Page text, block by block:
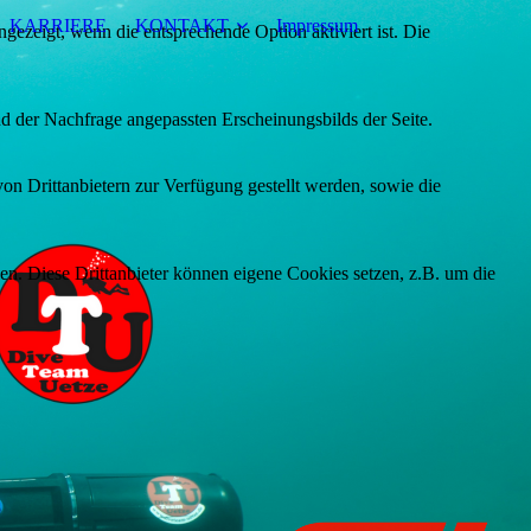
KARRIERE KONTAKT Impressum
wenn die entsprechende Option aktiviert ist. Die
Nachfrage angepassten Erscheinungsbilds der Seite.
Drittanbietern zur Verfügung gestellt werden, sowie die
Diese Drittanbieter können eigene Cookies setzen, z.B. um die